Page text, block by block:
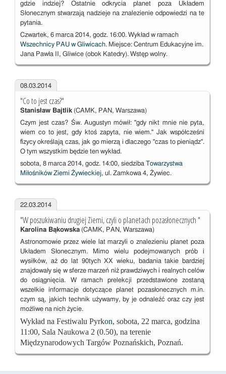
gdzie indziej? Ostatnie odkrycia planet poza Układem
Słonecznym stwarzają nadzieje na znalezienie odpowiedzi na te
pytania.
Czwartek, 6 marca 2014, godz. 16:00. Wykład w ramach
Wszechnicy PAU w Gliwicach. Miejsce: Centrum Edukacyjne im.
Jana Pawła II, Gliwice (obok Katedry). Wstęp wolny.
08.03.2014
"Co to jest czas?"
Stanisław Bajtlik(CAMK, PAN, Warszawa)
Czym jest czas? Św. Augustyn mówił: "gdy nikt mnie nie pyta,
wiem co to jest, gdy ktoś zapyta, nie wiem." Jak współcześni
fizycy określają czas, jak go mierzą i dlaczego "czas to pieniądz".
O tym wszystkim będzie ten wykład.
sobota, 8 marca 2014, godz. 14:00, siedziba
Towarzystwa
Miłośników Ziemi Żywieckiej, ul. Zamkowa 4, Żywiec.
22.03.2014
"W poszukiwaniu drugiej Ziemi, czyli o planetach pozasłonecznych "
Karolina Bąkowska(CAMK, PAN, Warszawa)
Astronomowie przez wiele lat marzyli o znalezieniu planet poza
Układem Słonecznym. Mimo wielu podejmowanych prób i
wysiłków, aż do lat 90tych XX wieku, badania takie bardziej
znajdowały się w sferze marzeń niż prawdziwych i realnych celów
do osiągnięcia. W ramach prelekcji przedstawione zostaną
wszelkie informacje dotyczące planet pozasłonecznych m.in.
czym są, jakich technik używamy, by je odnaleźć oraz czy jest
możliwe na nich życie.
Wykład na Festiwalu Pyrkon, sobota, 22 marca, godzina
11:00, Sala Naukowa 2 (0.50), na terenie
Międzynarodowych Targów Poznańskich, Poznań.